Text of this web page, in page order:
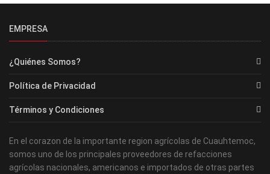
EMPRESA
¿Quiénes Somos?
Política de Privacidad
Términos y Condiciones
En el corazon de la importante region agrícolas de Cuauhtemoc,
somos uno de los principales proveedores de refacciones
agrícolas nacionales, americanos e importados de otras partes